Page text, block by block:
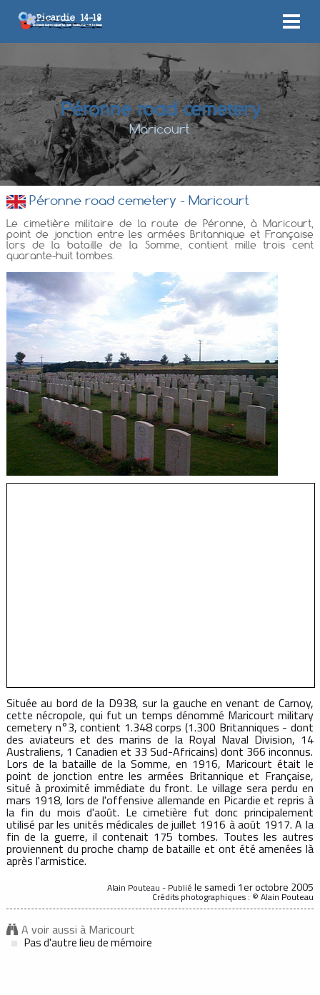
Péronne road cemetery
Maricourt
Péronne road cemetery - Maricourt
Le cimetière militaire de la route de Péronne, à Maricourt,
point de jonction entre les armées Britannique et Française
lors de la bataille de la Somme, contient mille trois cent
quarante-huit tombes.
Située au bord de la D938, sur la gauche en venant de Carnoy,
cette nécropole, qui fut un temps dénommé Maricourt military
cemetery n°3, contient 1.348 corps (1.300 Britanniques - dont
des aviateurs et des marins de la Royal Naval Division, 14
Australiens, 1 Canadien et 33 Sud-Africains) dont 366 inconnus.
Lors de la bataille de la Somme, en 1916, Maricourt était le
point de jonction entre les armées Britannique et Française,
situé à proximité immédiate du front. Le village sera perdu en
mars 1918, lors de l'offensive allemande en Picardie et repris à
la fin du mois d'août. Le cimetière fut donc principalement
utilisé par les unités médicales de juillet 1916 à août 1917. A la
fin de la guerre, il contenait 175 tombes. Toutes les autres
proviennent du proche champ de bataille et ont été amenées là
après l'armistice.
Alain Pouteau - Publiéle samedi 1er octobre 2005
Crédits photographiques : © Alain Pouteau
A voir aussi à Maricourt
Pas d'autre lieu de mémoire